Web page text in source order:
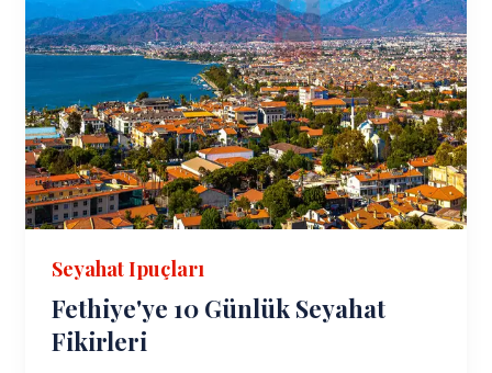
Seyahat Ipuçları
Fethiye'ye 10 Günlük Seyahat
Fikirleri